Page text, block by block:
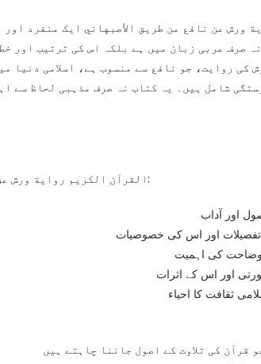
ورش عن نافع من طريق الأصبهاني ایک منفرد
صرف عربی زبان میں ہے بلکہ اس کی ترتیب اور
کی روایت، جو نافع سے منسوب ہے، اسلامی دنیا
شامل ہیں۔ یہ کتاب نہ صرف مذہبی لحاظ سے
القرآن الکریم رواية ورش عن نافع من طريق الأصبهاني میں درج ذیل اہم موضوعات شامل ہیں:
اور آداب
اور اس کی خصوصیات
وضاحت کی اہمیت
اور اس کے اثرات
ثقافت کا احیاء
قرآن کی تلاوت کے اصول جاننا چاہتے ہیں